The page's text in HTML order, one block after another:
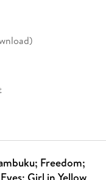
Freedom;